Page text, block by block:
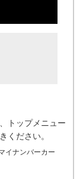
トップメニュー
ください。
イナンバーカー